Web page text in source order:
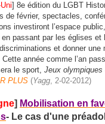
] 8e édition du LGBT
de février, spectacles,
investiront l’espace
passant par les églises et
et donner une
année comme l’an
le sport, Jeux olympiques
PLUS (Yagg, 2-02-2012)
] Mobilisation en
- Le cas d'une